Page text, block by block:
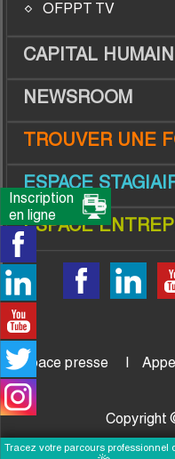
OFPPT TV
CAPITAL HUMAIN
NEWSROOM
TROUVER UNE
ESPACE
ESPACE
Espace presse
Copyright
Inscription
en ligne
Tracez votre parcours professionnel